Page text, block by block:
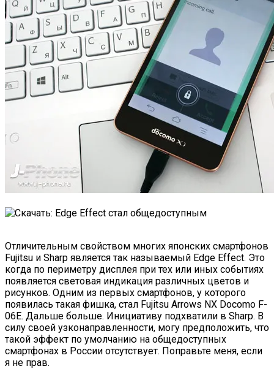
Отличительным свойством многих японских смартфонов
Fujitsu и Sharp является так называемый Edge Effect. Это
когда по периметру дисплея при тех или иных событиях
появляется световая индикация различных цветов и
рисунков. Одним из первых смартфонов, у которого
появилась такая фишка, стал Fujitsu Arrows NX Docomo F-
06E. Дальше больше. Инициативу подхватили в Sharp. В
силу своей узконаправленности, могу предположить, что
такой эффект по умолчанию на общедоступных
смартфонах в России отсутствует. Поправьте меня, если
я не прав.